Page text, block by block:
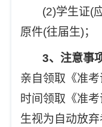
(2)学生证(
原件(往届生)；
3、注意事
亲自领取《准
时间领取《准
生视为自动放弃